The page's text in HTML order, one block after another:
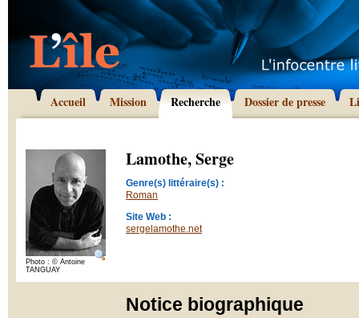
Accueil Mission Recherche Dossier de presse
Photo : © Antoine
TANGUAY
Lamothe, Serge
Genre(s) littéraire(s) :
Roman
Site Web :
sergelamothe.net
Notice biographique